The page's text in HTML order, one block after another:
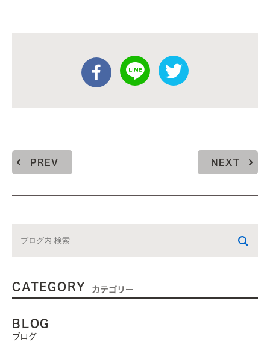
PREV NEXT
CATEGORY カテゴリー
BLOG
ブログ